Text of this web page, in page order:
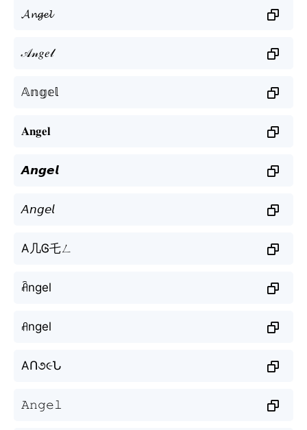
𝓐𝓷𝓰𝓮𝓵
𝒜𝓃𝑔𝑒𝓁
𝔸𝕟𝕘𝕖𝕝
𝐀𝐧𝐠𝐞𝐥
𝘼𝙣𝙜𝙚𝙡
𝘈𝘯𝘨𝘦𝘭
A几Ꮆ乇ㄥ
ꋫngel
ꋬngel
AՈ૭૯Ն
𝙰𝚗𝚐𝚎𝚕